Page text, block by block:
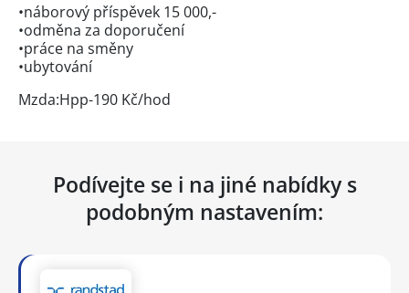
•náborový příspěvek 15 000,-
•odměna za doporučení
•práce na směny
•ubytování
Mzda:Hpp-190 Kč/hod
Podívejte se i na jiné nabídky s
podobným nastavením: